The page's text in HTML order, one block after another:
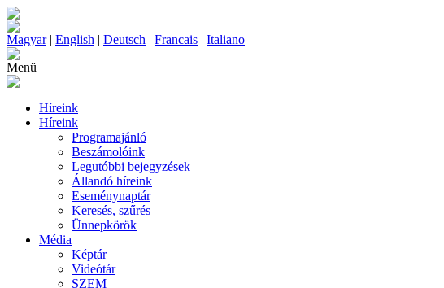
Magyar| English | Deutsch | Francais | Italiano
Menü
Híreink
Híreink
Programajánló
Beszámolóink
Legutóbbi bejegyzések
Állandó híreink
Eseménynaptár
Keresés, szűrés
Ünnepkörök
Média
Képtár
Videótár
SZEM